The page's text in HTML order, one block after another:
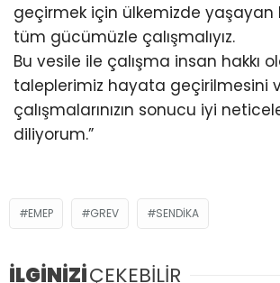
geçirmek için ülkemizde yaşayan
tüm gücümüzle çalışmalıyız.
Bu vesile ile çalışma insan hakkı
taleplerimiz hayata geçirilmesini
çalışmalarınızın sonucu iyi
diliyorum.”
EMEP GREV SENDIKA
İLGİNİZİÇEKEBİLİR